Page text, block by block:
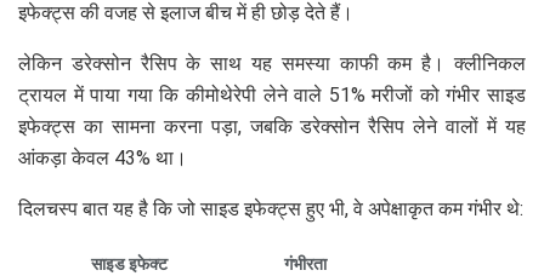
इफेक्ट्स की वजह से इलाज बीच में ही छोड़ देते हैं।
लेकिन डरेक्सोन रैसिप के साथ यह समस्या काफी कम है। क्लीनिकल
ट्रायल में पाया गया कि कीमोथेरेपी लेने वाले 51% मरीजों को गंभीर साइड
इफेक्ट्स का सामना करना पड़ा, जबकि डरेक्सोन रैसिप लेने वालों में यह
आंकड़ा केवल 43% था।
दिलचस्प बात यह है कि जो साइड इफेक्ट्स हुए भी, वे अपेक्षाकृत कम गंभीर थे:
साइड इफेक्ट गंभीरता